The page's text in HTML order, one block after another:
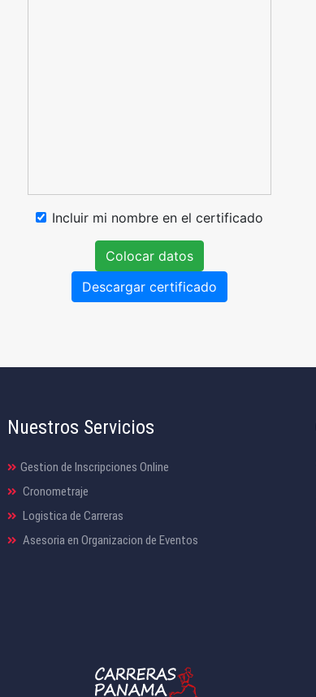
Incluir mi nombre en el certificado
Colocar datos
Descargar certificado
Nuestros Servicios
Gestion de Inscripciones Online
Cronometraje
Logistica de Carreras
Asesoria en Organizacion de Eventos